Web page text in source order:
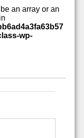
an array or an
wp-